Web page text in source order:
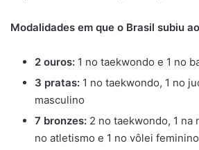
Modalidades em que o Brasil subiu
2 ouros: 1 no taekwondo e 1 no
3 pratas: 1 no taekwondo, 1 no
masculino
7 bronzes: 2 no taekwondo, 1 na
no atletismo e 1 no vôlei feminino